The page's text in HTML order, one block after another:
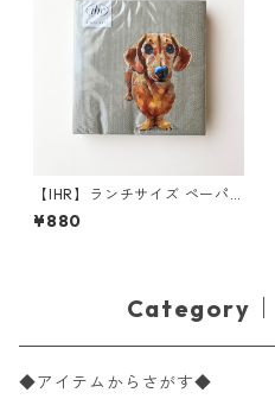
【IHR】ランチサイズ ペーパ
ーナプキン DOG BUDDY リネ
ン 20枚入り
¥880
Category｜
◆アイテムからさがす◆